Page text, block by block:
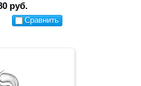
руб.
Сравнить